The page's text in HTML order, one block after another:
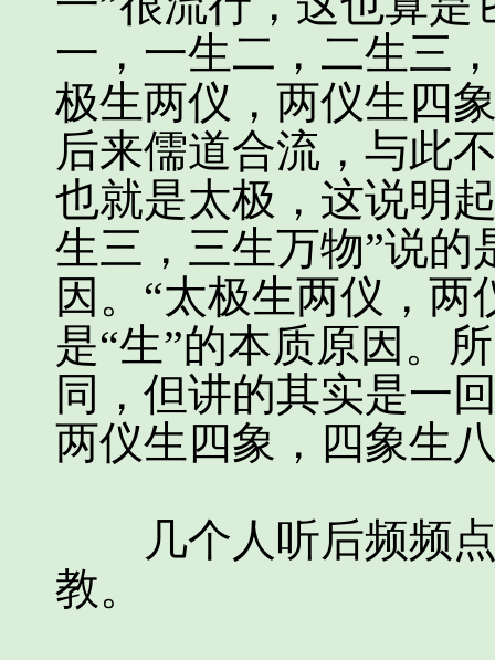
一，一生二，二生三
极生两仪，两仪生四
后来儒道合流，与此
也就是太极，这说明
生三，三生万物”说的
因。“太极生两仪，
是“生”的本质原因。
同，但讲的其实是一
两仪生四象，四象生
几个人听后频频点
教。